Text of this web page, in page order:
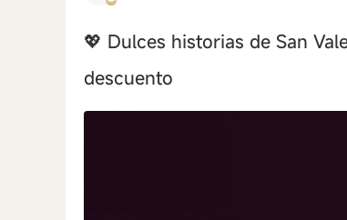
💖 Dulces historias de San
descuento